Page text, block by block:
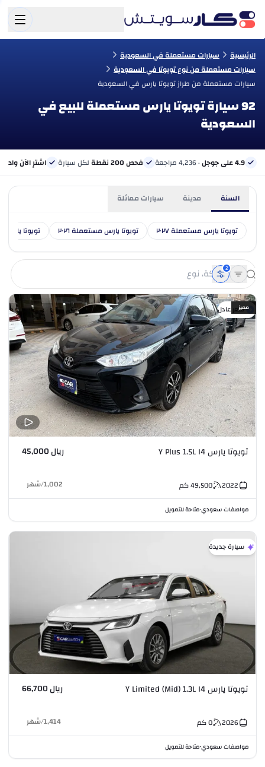
الرئيسية
سيارات مستعملة في السعودية
سيارات مستعملة من نوع تويوتا في السعودية
سيارات مستعملة من طراز تويوتا يارس في السعودية
92 سيارة تويوتا يارس مستعملة للبيع في
السعودية
4.9 على جوجل · 4,236 مراجعة فحص 200 نقطة لكل سيارة اشترِ الآن
السنة مدينة سيارات مماثلة
تويوتا يارس مستعملة ٢٠٢٧ تويوتا يارس مستعملة ٢٠٢٦ تويوتا يارس
2
سعر عادلمميز
تويوتا يارس Y Plus 1.5L I4 ريال 45,000
2022
49,500كم 1,002
/شهر
مواصفات سعودي•متاحة للتمويل
سيارة جديدة
تويوتا يارس Y Limited (Mid) 1.3L I4 ريال 66,700
2026
0كم 1,414
/شهر
مواصفات سعودي•متاحة للتمويل